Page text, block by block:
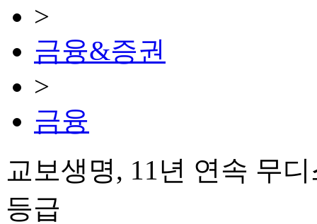
>
금융&증권
>
금융
교보생명, 11년 연속 무
등급